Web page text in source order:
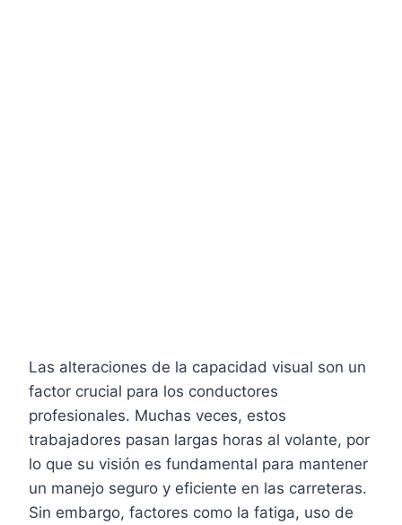
Las alteraciones de la capacidad visual son un
factor crucial para los conductores
profesionales. Muchas veces, estos
trabajadores pasan largas horas al volante, por
lo que su visión es fundamental para mantener
un manejo seguro y eficiente en las carreteras.
Sin embargo, factores como la fatiga, uso de